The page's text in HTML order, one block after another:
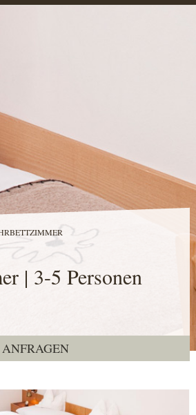
| 3-5 Personen
ANFRAGEN